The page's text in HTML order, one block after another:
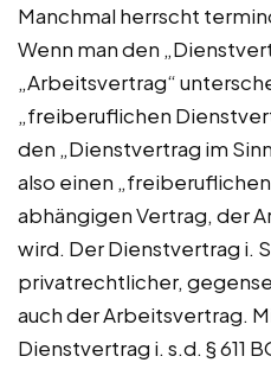
Manchmal herrscht
Wenn man den
„Arbeitsvertrag“
„freiberuflichen
den „Dienstvertrag im
also einen
abhängigen Vertrag, der
wird. Der Dienstvertrag i.
privatrechtlicher,
auch der Arbeitsvertrag.
Dienstvertrag i. s.d. § 611